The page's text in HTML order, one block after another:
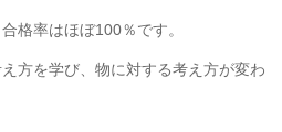
格率はほぼ100％です。
方を学び、物に対する考え方が変わ